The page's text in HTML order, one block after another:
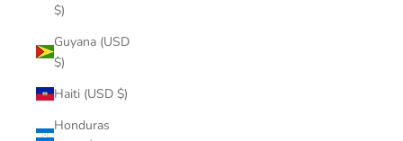
$)
Guyana (USD
$)
Haiti (USD $)
Honduras